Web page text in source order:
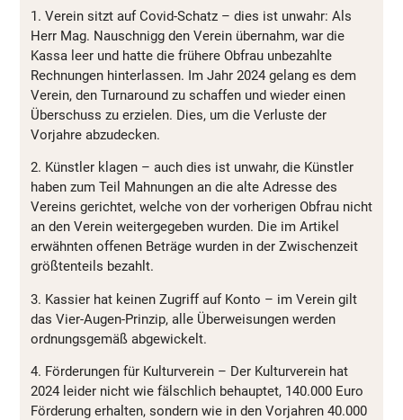
1. Verein sitzt auf Covid-Schatz – dies ist unwahr: Als
Herr Mag. Nauschnigg den Verein übernahm, war die
Kassa leer und hatte die frühere Obfrau unbezahlte
Rechnungen hinterlassen. Im Jahr 2024 gelang es dem
Verein, den Turnaround zu schaffen und wieder einen
Überschuss zu erzielen. Dies, um die Verluste der
Vorjahre abzudecken.
2. Künstler klagen – auch dies ist unwahr, die Künstler
haben zum Teil Mahnungen an die alte Adresse des
Vereins gerichtet, welche von der vorherigen Obfrau nicht
an den Verein weitergegeben wurden. Die im Artikel
erwähnten offenen Beträge wurden in der Zwischenzeit
größtenteils bezahlt.
3. Kassier hat keinen Zugriff auf Konto – im Verein gilt
das Vier-Augen-Prinzip, alle Überweisungen werden
ordnungsgemäß abgewickelt.
4. Förderungen für Kulturverein – Der Kulturverein hat
2024 leider nicht wie fälschlich behauptet, 140.000 Euro
Förderung erhalten, sondern wie in den Vorjahren 40.000